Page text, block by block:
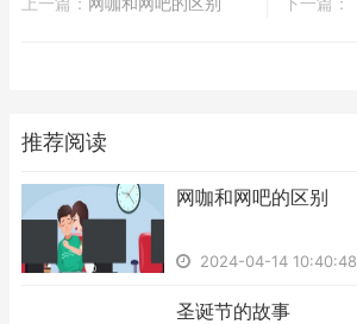
推荐阅读
​网咖和网吧的区别
2024-04-14 10:40:48
​圣诞节的故事